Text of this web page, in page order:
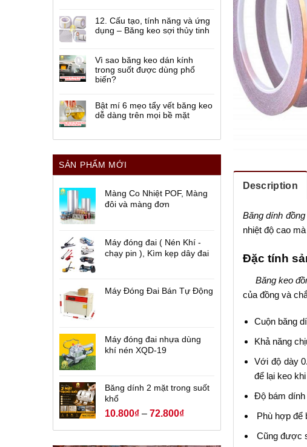
12. Cấu tạo, tính năng và ứng
dụng – Băng keo sợi thủy tinh
Vì sao băng keo dán kính
trong suốt được dùng phổ
biến?
Bật mí 6 mẹo tẩy vết băng keo
dễ dàng trên mọi bề mặt
SẢN PHẨM MỚI
Màng Co Nhiệt POF, Màng
đôi và màng đơn
Máy đóng đai ( Nén Khí -
chạy pin ), Kìm kẹp dây đai
Máy Đóng Đai Bán Tự Động
Máy đóng đai nhựa dùng
khí nén XQD-19
Băng dính 2 mặt trong suốt
khổ
10.800₫ – 72.800₫
Description
Băng dính đồng
nhiệt độ cao
Đặc tính
Băng keo
của đồng và
Cuộn băng
Khả năng
Với độ dày
để lại keo
Độ bám dính
Phù hợp để
Cũng được